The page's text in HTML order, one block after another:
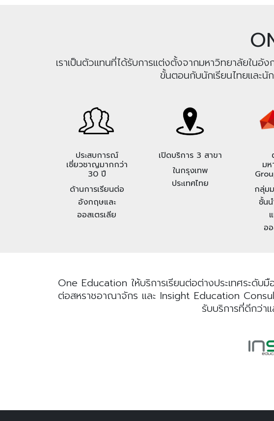
เราเป็นตัวแทนที่ได้รับการแต่งตั้งจากมหาวิทยาลัยในอั
ขั้นตอนกับนักเรียนไทยและนั
ประสบการณ์
เชี่ยวชาญมากกว่า
30 ปี
ด้านการเรียนต่อ
อังกฤษและ
ออสเตรเลีย
เปิดบริการ 3 สาขา
ในกรุงเทพ
ประเทศไทย
ม
กลุ่ม
ชั้น
อ
One Education ให้บริการเรียนต่อต่างประเทศระดั
ต่อสหราชอาณาจักร และ Insight Education
รับบริการที่ดีกว่า